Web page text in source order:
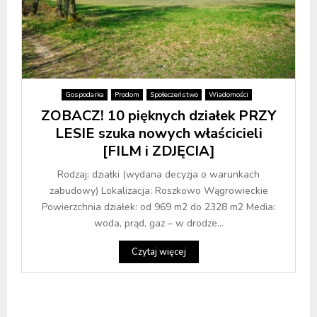
Gospodarka Prodom Społeczeństwo Wiadomości
ZOBACZ! 10 pięknych działek PRZY
LESIE szuka nowych właścicieli
[FILM i ZDJĘCIA]
Rodzaj: działki (wydana decyzja o warunkach
zabudowy) Lokalizacja: Roszkowo Wągrowieckie
Powierzchnia działek: od 969 m2 do 2328 m2 Media:
woda, prąd, gaz – w drodze...
Czytaj więcej